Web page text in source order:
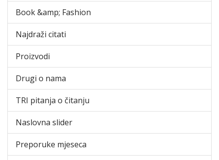
Book &amp; Fashion
Najdraži citati
Proizvodi
Drugi o nama
TRI pitanja o čitanju
Naslovna slider
Preporuke mjeseca